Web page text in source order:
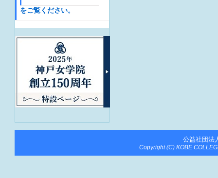
をご覧ください。
公益社団法
Copyright (C) KOBE